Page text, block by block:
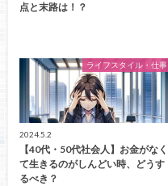
点と末路は！？
ライフスタイル・仕事
2024.5.2
【40代・50代社会人】お金がなく
て生きるのがしんどい時、どうす
るべき？